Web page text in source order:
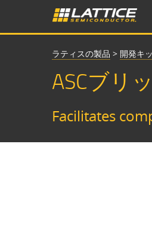
ラティスの製品 > 開発キ
ASCブリ
Facilitates